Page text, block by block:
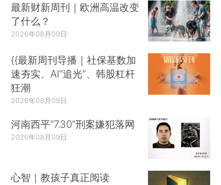
最新财新周刊｜欧洲高温改变
了什么？
2026年08月09日
{{最新周刊导播｜社保基数加
速夯实、AI“追光”、韩股杠杆
狂潮
2026年08月09日
河南西平“7.30”刑案嫌犯落网
2026年08月09日
心智｜教孩子真正阅读